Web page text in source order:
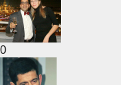
0